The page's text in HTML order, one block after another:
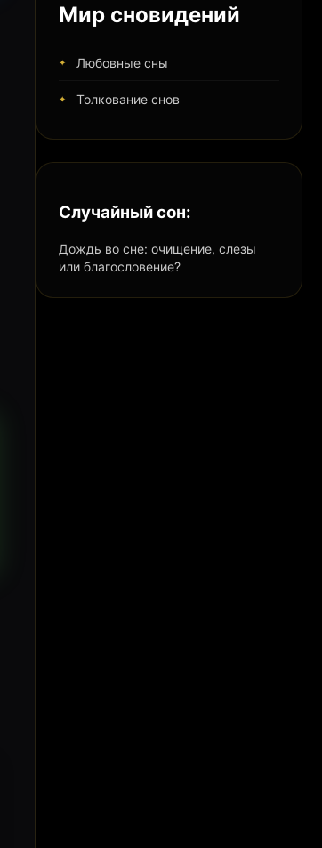
Мир сновидений
Любовные сны
Толкование снов
Случайный сон:
Дождь во сне: очищение, слезы
или благословение?